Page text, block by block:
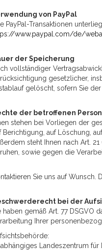
von PayPal
PayPal-Transaktionen
www.paypal.com/de/
der Speicherung
vollständiger
gesetzlicher,
gelöscht, sofern Sie
der betroffenen Person
stehen bei Vorliegen der
Berichtigung, auf Löschung,
steht Ihnen nach Art.
sowie gegen die
Sie uns auf Wunsch.
bei der
haben gemäß Art. 77 DSGVO
Ihrer
Landeszentrum